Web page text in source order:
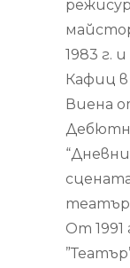
1983 г.
Кафиц
Виена
От 1991